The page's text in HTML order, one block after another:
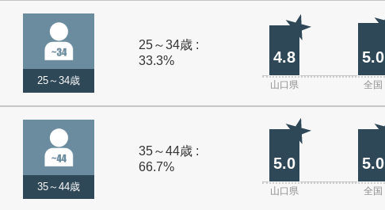
25～34歳
25～34歳 :
33.3%
4.8 5.0
山口県 全国
35～44歳
35～44歳 :
66.7%
5.0 5.0
山口県 全国